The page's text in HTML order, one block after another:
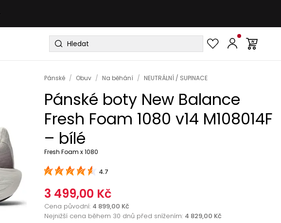
Pánské / Obuv / Na běhání / NEUTRÁLNÍ / SUPINACE
Pánské boty New Balance
Fresh Foam 1080 v14 M108014F
– bílé
Fresh Foam x 1080
4.7
3 499,00 Kč
Cena původní: 4 899,00 Kč
Nejnižší cena během 30 dnů před snížením: 4 829,00 Kč